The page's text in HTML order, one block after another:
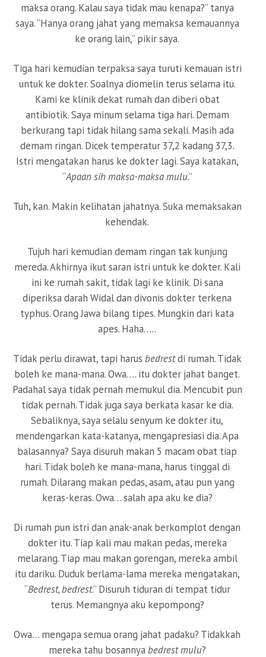
maksa orang. Kalau saya tidak mau kenapa?” tanya
saya. “Hanya orang jahat yang memaksa kemauannya
ke orang lain,” pikir saya.
Tiga hari kemudian terpaksa saya turuti kemauan istri
untuk ke dokter. Soalnya diomelin terus selama itu.
Kami ke klinik dekat rumah dan diberi obat
antibiotik. Saya minum selama tiga hari. Demam
berkurang tapi tidak hilang sama sekali. Masih ada
demam ringan. Dicek temperatur 37,2 kadang 37,3.
Istri mengatakan harus ke dokter lagi. Saya katakan,
“Apaan sih maksa-maksa mulu.”
Tuh, kan. Makin kelihatan jahatnya. Suka memaksakan
kehendak.
Tujuh hari kemudian demam ringan tak kunjung
mereda. Akhirnya ikut saran istri untuk ke dokter. Kali
ini ke rumah sakit, tidak lagi ke klinik. Di sana
diperiksa darah Widal dan divonis dokter terkena
typhus. Orang Jawa bilang tipes. Mungkin dari kata
apes. Haha…..
Tidak perlu dirawat, tapi harus bedrestdi rumah. Tidak
boleh ke mana-mana. Owa…. itu dokter jahat banget.
Padahal saya tidak pernah memukul dia. Mencubit pun
tidak pernah. Tidak juga saya berkata kasar ke dia.
Sebaliknya, saya selalu senyum ke dokter itu,
mendengarkan kata-katanya, mengapresiasi dia. Apa
balasannya? Saya disuruh makan 5 macam obat tiap
hari. Tidak boleh ke mana-mana, harus tinggal di
rumah. Dilarang makan pedas, asam, atau pun yang
keras-keras. Owa… salah apa aku ke dia?
Di rumah pun istri dan anak-anak berkomplot dengan
dokter itu. Tiap kali mau makan pedas, mereka
melarang. Tiap mau makan gorengan, mereka ambil
itu dariku. Duduk berlama-lama mereka mengatakan,
“Bedrest, bedrest.” Disuruh tiduran di tempat tidur
terus. Memangnya aku kepompong?
Owa… mengapa semua orang jahat padaku? Tidakkah
mereka tahu bosannya bedrest mulu?